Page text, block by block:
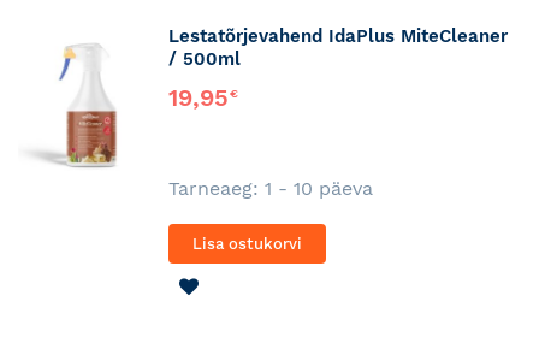
Lestatõrjevahend IdaPlus MiteCleaner
/ 500ml
19,95€
Tarneaeg: 1 - 10 päeva
Lisa ostukorvi